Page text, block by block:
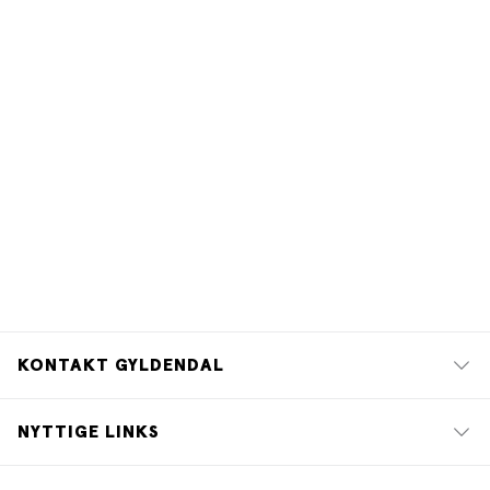
KONTAKT GYLDENDAL
NYTTIGE LINKS